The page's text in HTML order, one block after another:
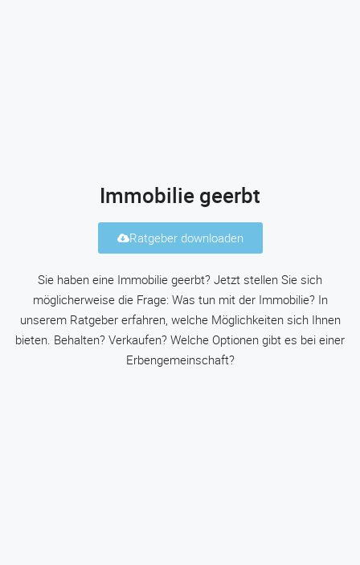
Immobilie geerbt
Ratgeber downloaden
Sie haben eine Immobilie geerbt? Jetzt stellen Sie sich
möglicherweise die Frage: Was tun mit der Immobilie? In
unserem Ratgeber erfahren, welche Möglichkeiten sich Ihnen
bieten. Behalten? Verkaufen? Welche Optionen gibt es bei einer
Erbengemeinschaft?